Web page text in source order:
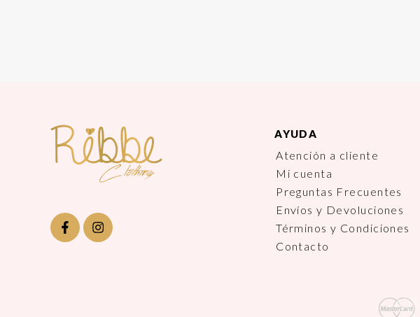
AYUDA
Atención a cliente
Mi cuenta
Preguntas Frecuentes
Envíos y Devoluciones
Términos y Condiciones
Contacto